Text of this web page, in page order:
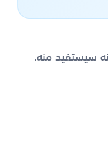
سيستفيد منه.